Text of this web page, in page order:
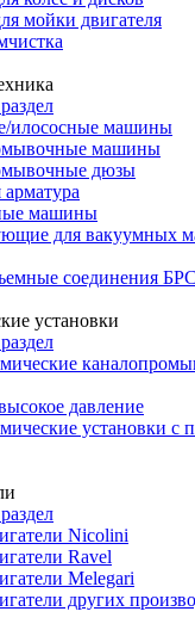
мойки двигателя
илососные машины
машины
дюзы
машины
для вакуумных
соединения БРС
установки
давление
установки с
Nicolini
Ravel
Melegari
других